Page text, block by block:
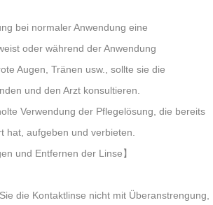
bei normaler Anwendung eine
oder während der Anwendung
Augen, Tränen usw., sollte sie die
und den Arzt konsultieren.
Verwendung der Pflegelösung, die bereits
hat, aufgeben und verbieten.
und Entfernen der Linse】
die Kontaktlinse nicht mit Überanstrengung,